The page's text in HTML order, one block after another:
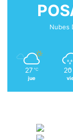
Nubes
27 ℃
jue
20